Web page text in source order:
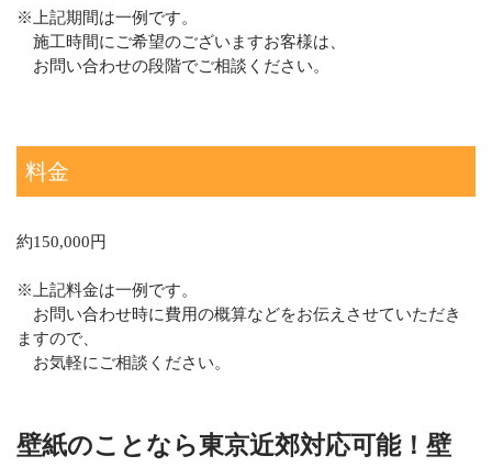
※上記期間は一例です。
施工時間にご希望のございますお客様は、
お問い合わせの段階でご相談ください。
料金
約150,000円
※上記料金は一例です。
お問い合わせ時に費用の概算などをお伝えさせていただき
ますので、
お気軽にご相談ください。
壁紙のことなら東京近郊対応可能！壁